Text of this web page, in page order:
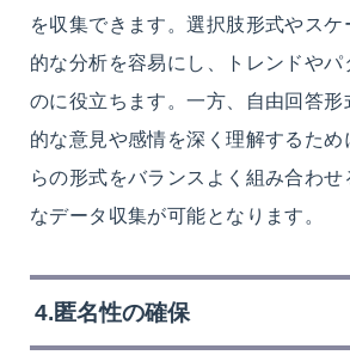
を収集できます。選択肢形式やス
的な分析を容易にし、トレンドやパ
のに役立ちます。一方、自由回答形
的な意見や感情を深く理解するた
らの形式をバランスよく組み合わせ
なデータ収集が可能となります。
4.匿名性の確保